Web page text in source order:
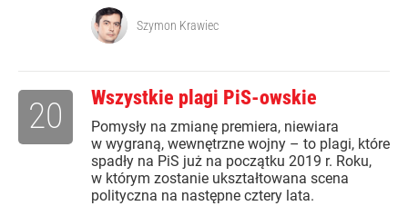
Szymon Krawiec
Wszystkie plagi PiS-owskie
Pomysły na zmianę premiera, niewiara
w wygraną, wewnętrzne wojny – to plagi, które
spadły na PiS już na początku 2019 r. Roku,
w którym zostanie ukształtowana scena
polityczna na następne cztery lata.
20